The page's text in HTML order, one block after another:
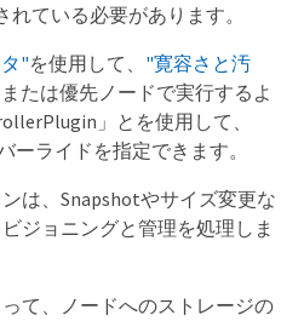
れている必要があります。
"を使用して、 "寛容さと汚
たは優先ノードで実行するよ
」とを使用して、
ライドを指定できます。
は、Snapshotやサイズ変更な
ジョニングと管理を処理しま
て、ノードへのストレージの